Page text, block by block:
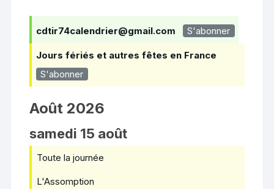
cdtir74calendrier@gmail.com S'abonner
Jours fériés et autres fêtes en France
S'abonner
Août 2026
samedi 15 août
Toute la journée
L'Assomption